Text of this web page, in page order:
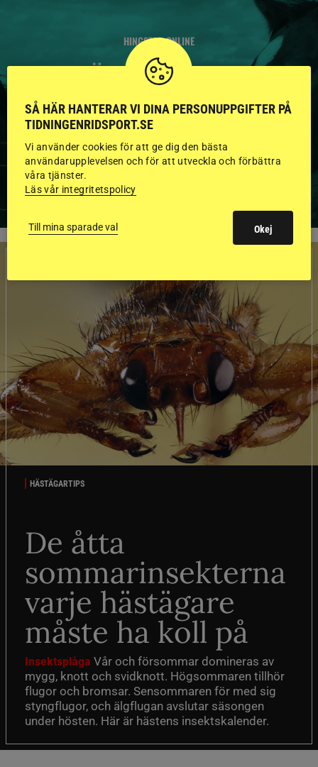
HINGSTAR ONLINE
GODKÄNDA HINGSTAR I
FLERA KATEGORIER MED
BILDER OCH FAKTA
VISA ALLA HINGSTAR
HÄSTÄGARTIPS
De åtta
sommarinsekterna
varje hästägare
måste ha koll på
Insektsplåga Vår och försommar domineras av
mygg, knott och svidknott. Högsommaren tillhör
flugor och bromsar. Sensommaren för med sig
styngflugor, och älgflugan avslutar säsongen
under hösten. Här är hästens insektskalender.
SÅ HÄR HANTERAR VI DINA PERSONUPPGIFTER PÅ
TIDNINGENRIDSPORT.SE
Vi använder cookies för att ge dig den bästa
användarupplevelsen och för att utveckla och förbättra
våra tjänster.
Läs vår integritetspolicy
Till mina sparade val Okej